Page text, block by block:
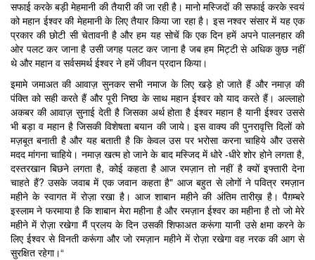
सफाई करके बड़ी मेहमानी की तैयारी की जा रही है। मानो मस्जिदों की सफाई करके स्वयं
को महान ईश्वर की मेहमानी के लिए तैयार किया जा रहा है। इस नश्वर संसार में यह एक
प्रकार की छोटी सी चेतावनी है और हम यह सोचें कि एक दिन हमें अपने पालनहार की
ओर पलट कर जाना है उसी जगह पलट कर जाना है जब हम मिट्टी से अधिक कुछ नहीं
थे और महान व सर्वसमर्थ ईश्वर ने हमें जीवन प्रदान किया।
इमामे जमाअत की आवाज़ सुनकर सभी नमाज के लिए खड़े हो जाते हैं और नमाज़ की
पंक्ति को सही करते हैं और पूरी निष्ठा के साथ महान ईश्वर को याद करते हैं। अल्लाहो
अकबर की आवाज़ सुनाई देती है जिसका अर्थ होता है ईश्वर महान है यानी ईश्वर उससे
भी बड़ा व महान है जिसकी विशेषता बयान की जाये। इस वाक्य की पुनरावृत्ति दिलों को
मज़बूत बनाती है और यह बताती है कि केवल उस पर भरोसा करना चाहिये और उससे
मदद मांगना चाहिये। नमाज़ खत्म हो जाने के बाद मस्जिद में धोरे -धीरे शोर होने लगता है,
दस्तरखान बिछने लगता है, कोई कहता है आज रमज़ान तो नहीं है क्यों इफ्तारी देना
चाहते हैं? उसके जवाब में एक जवान कहता है" आज बहुत से लोगों ने पवित्र रमज़ान
महीने के स्वागत में रोज़ा रखा है। आज शाबान महीने की अंतिम तारीख़ है। पैग़म्बरे
इस्लाम ने फरमाया है कि शाबान मेरा महीना है और रमज़ान ईश्वर का महीना है तो जो मेरे
महीने में रोज़ा रखेगा मैं प्रलय के दिन उसकी शिफाअत करूंगा यानी उसे क्षमा करने के
लिए ईश्वर से विनती करूंगा और जो रमज़ान महीने में रोज़ा रखेगा वह नरक की आग से
सुरक्षित रहेगा।“